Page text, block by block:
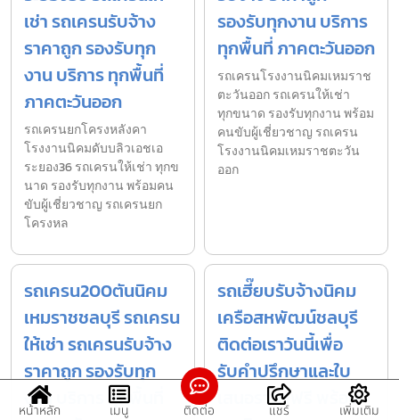
เช่า รถเครนรับจ้าง
ราคาถูก รองรับทุก
งาน บริการ ทุกพื้นที่
ภาคตะวันออก
รถเครนยกโครงหลังคา
โรงงานนิคมดับบลิวเอชเอ
ระยอง36 รถเครนให้เช่า ทุกข
นาด รองรับทุกงาน พร้อมคน
ขับผู้เชี่ยวชาญ รถเครนยก
โครงหล
รองรับทุกงาน บริการ
ทุกพื้นที่ ภาคตะวันออก
รถเครนโรงงานนิคมเหมราช
ตะวันออก รถเครนให้เช่า
ทุกขนาด รองรับทุกงาน พร้อม
คนขับผู้เชี่ยวชาญ รถเครน
โรงงานนิคมเหมราชตะวัน
ออก
รถเครน200ตันนิคม
เหมราชชลบุรี รถเครน
ให้เช่า รถเครนรับจ้าง
ราคาถูก รองรับทุก
งาน บริการ ทุกพื้นที่
รถเฮี๊ยบรับจ้างนิคม
เครือสหพัฒน์ชลบุรี
ติดต่อเราวันนี้เพื่อ
รับคำปรึกษาและใบ
เสนอราคาฟรี พร้อม
หน้าหลัก เมนู ติดต่อ แชร์ เพิ่มเติม